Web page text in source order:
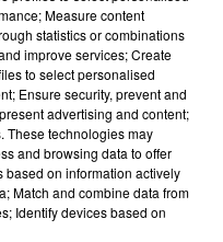
5h03
5h03
JUSTIN BIEBER
Sorry
Measure content
statistics or combinations
improve services; Create
to select personalised
Ensure security, prevent and
advertising and content;
These technologies may
and browsing data to offer
on information actively
Match and combine data from
Identify devices based on